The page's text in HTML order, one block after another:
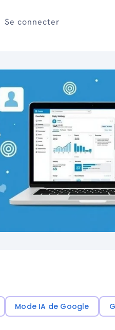
Se connecter
Mode IA de Google